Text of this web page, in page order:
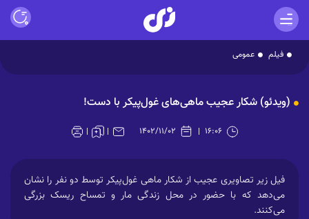
فیلم عمومی
Video
(ویدئو) شکار عجیب ماهی‌های غول‌پیکر با دست!
۱۶:۰۶ ۱۴۰۲/۱۱/۰۲
فیل زیر تصاویری عجیب از شکار ماهی غول‌پیکر توسط دو نفر را نشان
می‌دهد که با حضور در محل زندگی مار و تمساح ریسک بزرگی
می‌کنند.